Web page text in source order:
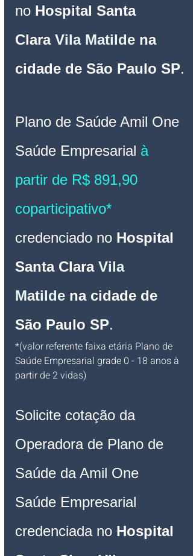
no Hospital Santa
Clara Vila Matilde na
cidade de São Paulo SP.
Plano de Saúde Amil One
Saúde Empresarial à
partir de R$ 891,90
coparticipativo*
credenciado no Hospital
Santa Clara Vila
Matilde na cidade de
São Paulo SP.
*(valor referente faixa etária Plano de
Saúde Empresarial grade 0 - 18 anos à
partir de 2 vidas)
Solicite cotação da
Operadora de Plano de
Saúde da Amil One
Saúde Empresarial
credenciada no Hospital